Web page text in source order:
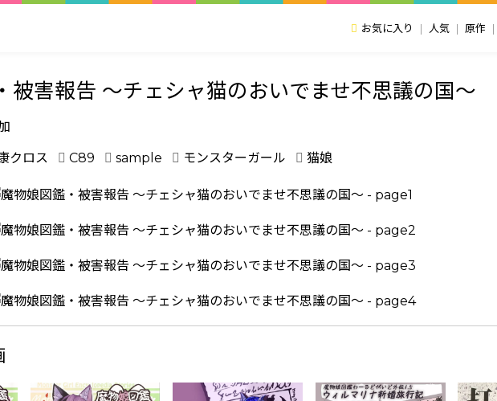
お気に入り 人気 原作
被害報告 ～チェシャ猫のおいでませ不思議の国～
クロス C89 sample モンスターガール 猫娘